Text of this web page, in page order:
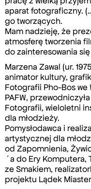
aparat fotograficzny.
go tworzących.
Mam nadzieję, że
atmosferę tworzenia
do zainteresowania
Marzena Zawal (ur.
animator kultury,
Fotografii Pho-Bos we
PAFW,
Fotografii, wieloletni
dla młodzieży.
Pomysłodawca i
artystycznej dla
od Zapomnienia,
´a do Ery Komputera,
ze Smakiem,
projektu Lądek